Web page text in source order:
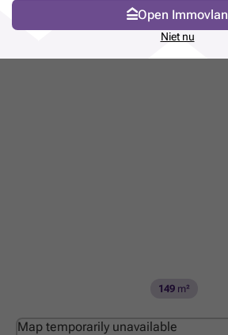
149 m²
Map temporarily unavailable
Open Immovlan
Niet nu